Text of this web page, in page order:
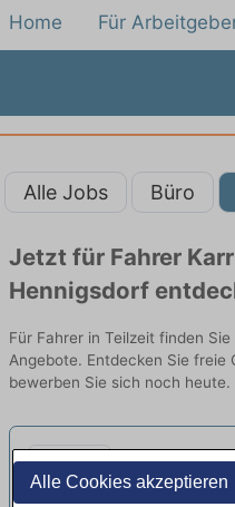
Alle Cookies akzeptieren
Home Für
Alle Jobs Büro
Jetzt für Fahrer
Hennigsdorf
Für Fahrer in Teilzeit finden
Angebote. Entdecken Sie freie
bewerben Sie sich noch heute.
Fahrer:in /
(w/m/x/d)
MILES